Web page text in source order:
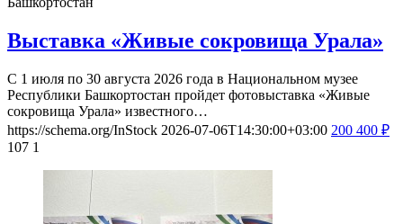
Выставка «Живые сокровища Урала»
С 1 июля по 30 августа 2026 года в Национальном музее
Республики Башкортостан пройдет фотовыставка «Живые
сокровища Урала» известного…
https://schema.org/InStock 2026-07-06T14:30:00+03:00 200 400 ₽
107 1